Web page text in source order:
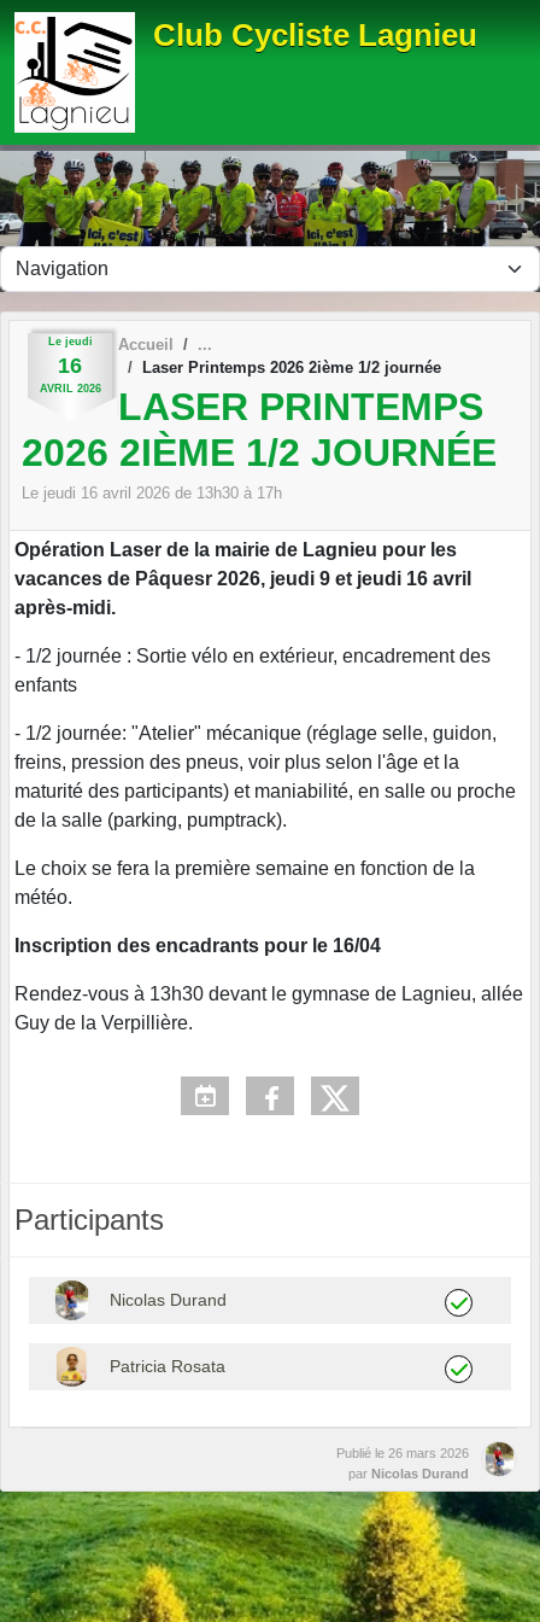
Club Cycliste Lagnieu
Le jeudi
16
AVRIL 2026
Accueil
Laser Printemps 2026 2ième 1/2 journée
LASER PRINTEMPS
2026 2IÈME 1/2 JOURNÉE
Le jeudi 16 avril 2026 de 13h30 à 17h
Opération Laser de la mairie de Lagnieu pour les
vacances de Pâquesr 2026, jeudi 9 et jeudi 16 avril
après-midi.
- 1/2 journée : Sortie vélo en extérieur, encadrement des
enfants
- 1/2 journée: "Atelier" mécanique (réglage selle, guidon,
freins, pression des pneus, voir plus selon l'âge et la
maturité des participants) et maniabilité, en salle ou proche
de la salle (parking, pumptrack).
Le choix se fera la première semaine en fonction de la
météo.
Inscription des encadrants pour le 16/04
Rendez-vous à 13h30 devant le gymnase de Lagnieu, allée
Guy de la Verpillière.
Participants
Nicolas Durand
Patricia Rosata
Publié le 26 mars 2026
par Nicolas Durand
Panneau de gestion des cookies